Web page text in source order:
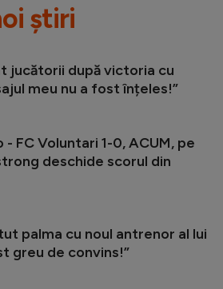
știri
jucătorii după victoria cu
meu nu a fost înțeles!”
- FC Voluntari 1-0, ACUM, pe
deschide scorul din
palma cu noul antrenor al lui
greu de convins!”